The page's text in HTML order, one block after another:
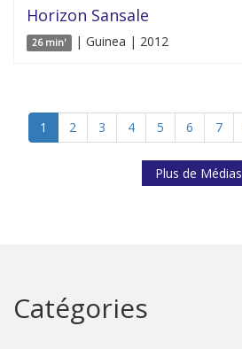
Horizon Sansale
26 min' | Guinea | 2012
1 2 3 4 5 6 7
Plus de Médias
Catégories